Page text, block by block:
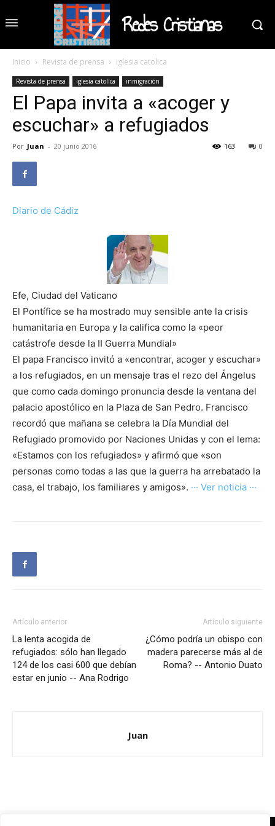
Redes Cristianas
Inicio Revista de prensa iglesia catolica
Revista de prensa iglesia catolica inmigración
El Papa invita a «acoger y
escuchar» a refugiados
Por Juan - 20 junio 2016 0
163
Diario de Cádiz
Efe, Ciudad del Vaticano
El Pontífice se ha mostrado muy sensible ante la crisis
humanitaria en Europa y la califica como la «peor
catástrofe desde la II Guerra Mundial»
El papa Francisco invitó a «encontrar, acoger y escuchar»
a los refugiados, en un mensaje tras el rezo del Ángelus
que como cada domingo pronuncia desde la ventana del
palacio apostólico en la Plaza de San Pedro. Francisco
recordó que mañana se celebra la Día Mundial del
Refugiado promovido por Naciones Unidas y con el lema:
«Estamos con los refugiados» y afirmó que «son
personas como todas a las que la guerra ha arrebatado la
casa, el trabajo, los familiares y amigos». ··· Ver noticia ···
Artículo anterior
La lenta acogida de
refugiados: sólo han llegado
124 de los casi 600 que debían
estar en junio -- Ana Rodrigo
Artículo siguiente
¿Cómo podría un obispo con
madera parecerse más al de
Roma? -- Antonio Duato
Juan